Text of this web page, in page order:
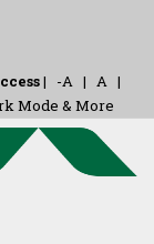
| -A | A |
Mode & More